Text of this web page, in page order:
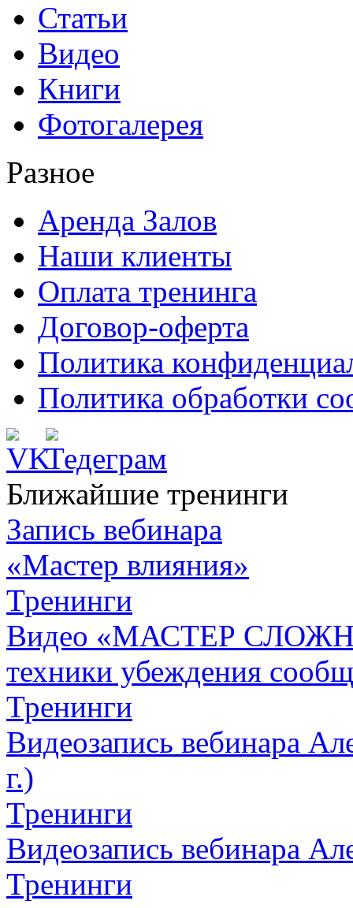
Статьи
Видео
Книги
Фотогалерея
Разное
Аренда Залов
Наши клиенты
Оплата тренинга
Договор-оферта
Политика
Политика обработки
Ближайшие тренинги
Запись вебинара
«Мастер влияния»
Тренинги
Видео «МАСТЕР
техники убеждения
Тренинги
Видеозапись вебинара
г.)
Тренинги
Видеозапись вебинара
Тренинги